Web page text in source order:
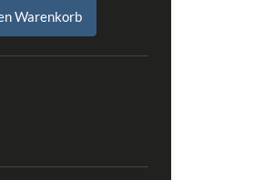
Warenkorb